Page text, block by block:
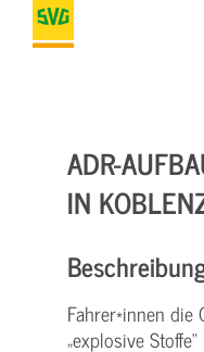
ADR-
IN
Fahrer*innen die
„explosive